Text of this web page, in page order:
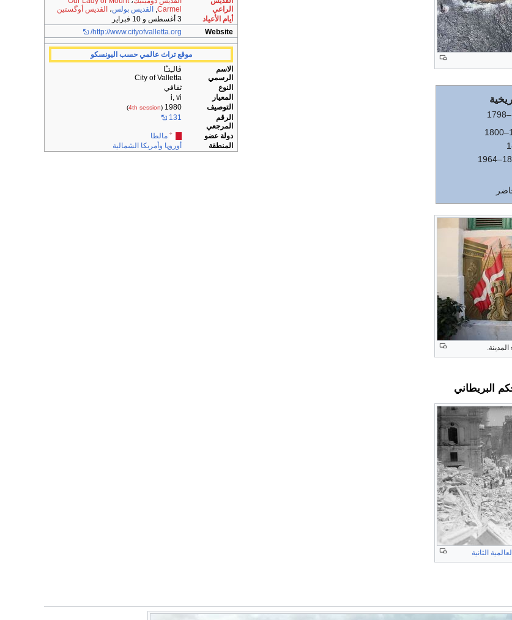
الراعي
Carmel
, القديس بولس، القديس أوگستين
أيام الأعياد
3 أغسطس و 10 فبراير
Website
http://www.cityofvalletta.org/
موقع تراث عالمي حسب اليونسكو
الاسم
الرسمي
ڤالـِتـّا
City of Valletta
النوع
ثقافي
المعيار
i, vi
التوصيف
1980
(
4th session
)
الرقم
المرجعي
131
دولة عضو
مالطا
المنطقة
أوروپا وأمريكا الشمالية
البريطاني
الثانية